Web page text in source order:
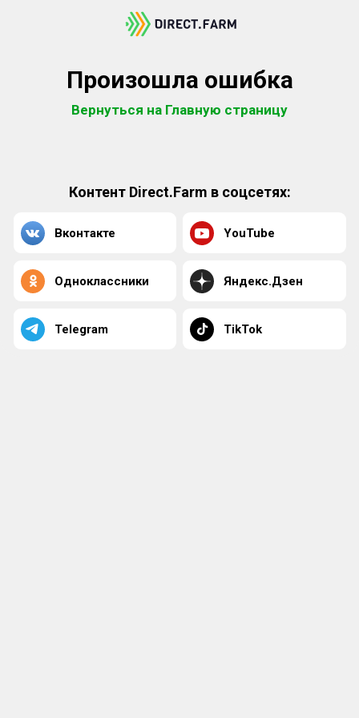
Произошла ошибка
Вернуться на Главную страницу
Контент Direct.Farm в соцсетях:
Вконтакте YouTube
Одноклассники Яндекс.Дзен
Telegram TikTok